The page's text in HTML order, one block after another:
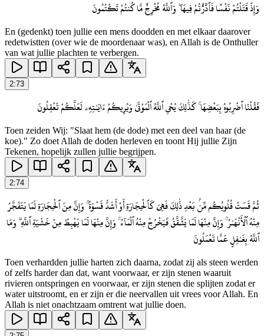
وَإِذْ قَتَلْتُمْ نَفْسًا فَٱدَّٰرَْٰٔتُمْ فِيهَا ۖ وَٱللَّهُ مُخْرِجٌ مَّا كُنتُمْ تَكْتُمُونَ
En (gedenkt) toen jullie een mens doodden en met elkaar daarover
redetwistten (over wie de moordenaar was), en Allah is de Onthuller
van wat jullie plachten te verbergen.
2:73
فَقُلْنَا ٱضْرِبُوهُ بِبَعْضِهَا ۚ كَذَٰلِكَ يُحْىِ ٱللَّهُ ٱلْمَوْتَىٰ وَيُرِيكُمْ ءَايَـٰتِهِۦ لَعَلَّكُمْ تَعْقِلُونَ
Toen zeiden Wij: "Slaat hem (de dode) met een deel van haar (de
koe)." Zo doet Allah de doden herleven en toont Hij jullie Zijn
Tekenen, hopelijk zullen jullie begrijpen.
2:74
ثُمَّ قَسَتْ قُلُوبُكُم مِّنۢ بَعْدِ ذَٰلِكَ فَهِىَ كَٱلْحِجَارَةِ أَوْ أَشَدُّ قَسْوَةً ۚ وَإِنَّ مِنَ ٱلْحِجَارَةِ لَمَا يَتَفَجَّرُ
مِنْهُ ٱلْأَنْهَـٰرُ ۚ وَإِنَّ مِنْهَا لَمَا يَشَّقَّقُ فَيَخْرُجُ مِنْهُ ٱلْمَآءُ ۚ وَإِنَّ مِنْهَا لَمَا يَهْبِطُ مِنْ خَشْيَةِ ٱللَّهِ ۗ وَمَا
ٱللَّهُ بِغَـٰفِلٍ عَمَّا تَعْمَلُونَ
Toen verhardden jullie harten zich daarna, zodat zij als steen werden
of zelfs harder dan dat, want voorwaar, er zijn stenen waaruit
rivieren ontspringen en voorwaar, er zijn stenen die splijten zodat er
water uitstroomt, en er zijn er die neervallen uit vrees voor Allah. En
Allah is niet onachtzaam omtrent wat jullie doen.